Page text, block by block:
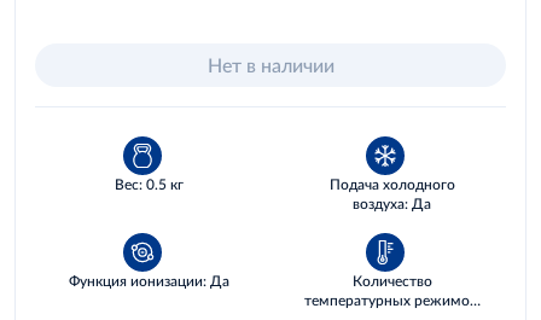
Нет в наличии
Вес: 0.5 кг
Подача холодного
воздуха: Да
Функция ионизации: Да
Количество
температурных режимов: